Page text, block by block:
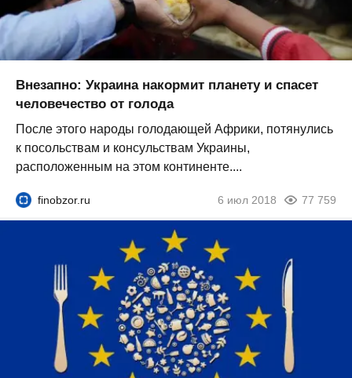
Внезапно: Украина накормит планету и спасет
человечество от голода
После этого народы голодающей Африки, потянулись
к посольствам и консульствам Украины,
расположенным на этом континенте....
finobzor.ru 6 июл 2018 77 759